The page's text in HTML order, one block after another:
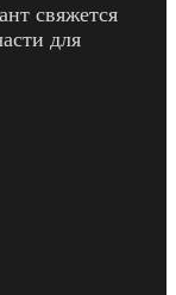
свяжется
для